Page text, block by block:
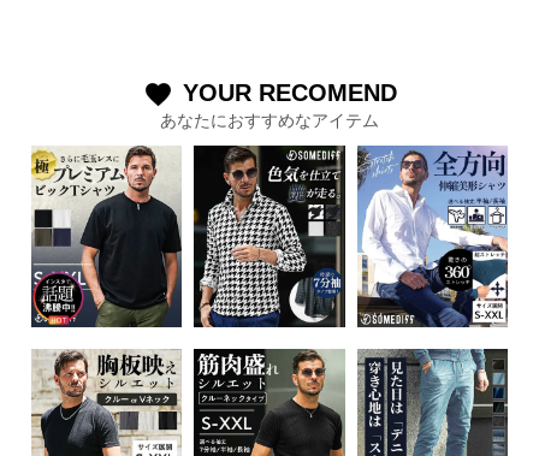
favorite YOUR RECOMEND
あなたにおすすめなアイテム